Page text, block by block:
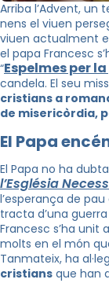
Arriba l’Advent, un
nens el viuen
viuen actualment
el papa Francesc
“Espelmes per
candela. El seu
cristians a
de misericòrdia,
El Papa
El Papa no ha
l’Església
l’esperança de pau
tracta d’una
Francesc s’ha unit
molts en el món
Tanmateix, ha
cristians que han